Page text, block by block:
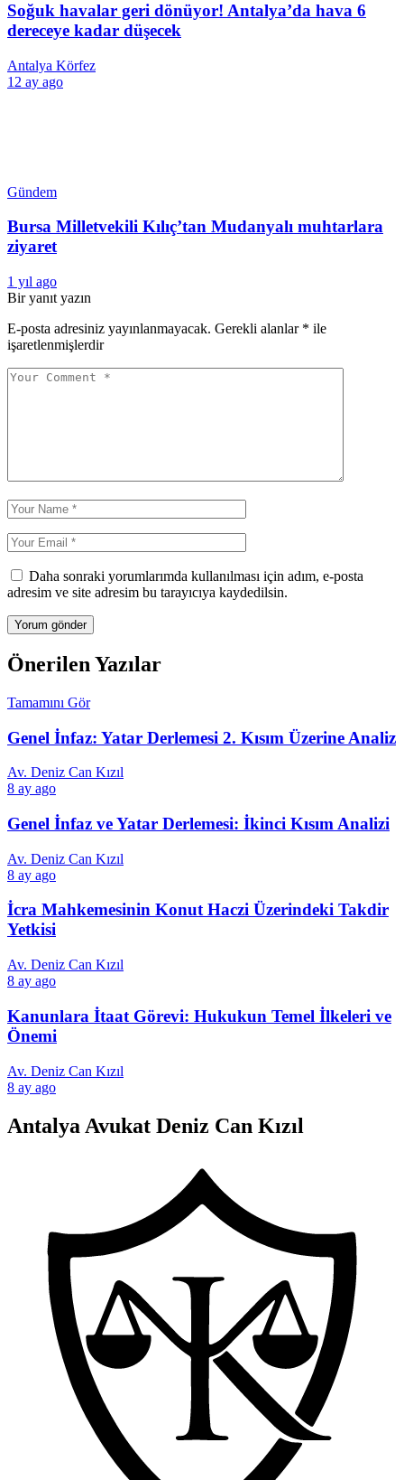
Soğuk havalar geri dönüyor! Antalya’da hava 6
dereceye kadar düşecek
Antalya Körfez
12 ay ago
Gündem
Bursa Milletvekili Kılıç’tan Mudanyalı muhtarlara
ziyaret
1 yıl ago
Bir yanıt yazın
E-posta adresiniz yayınlanmayacak. Gerekli alanlar * ile
işaretlenmişlerdir
Daha sonraki yorumlarımda kullanılması için adım, e-posta
adresim ve site adresim bu tarayıcıya kaydedilsin.
Önerilen Yazılar
Tamamını Gör
Genel İnfaz: Yatar Derlemesi 2. Kısım Üzerine Analiz
Av. Deniz Can Kızıl
8 ay ago
Genel İnfaz ve Yatar Derlemesi: İkinci Kısım Analizi
Av. Deniz Can Kızıl
8 ay ago
İcra Mahkemesinin Konut Haczi Üzerindeki Takdir
Yetkisi
Av. Deniz Can Kızıl
8 ay ago
Kanunlara İtaat Görevi: Hukukun Temel İlkeleri ve
Önemi
Av. Deniz Can Kızıl
8 ay ago
Antalya Avukat Deniz Can Kızıl